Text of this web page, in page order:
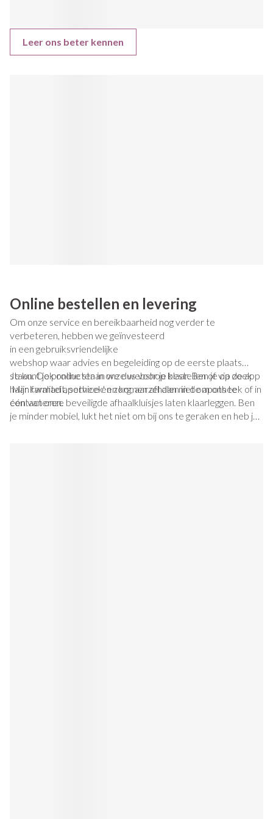
Leer ons beter kennen
Online bestellen en levering
Om onze service en bereikbaarheid nog verder te
verbeteren, hebben we geïnvesteerd
in een gebruiksvriendelijke
webshop waar advies en begeleiding op de eerste plaats
staan. Ook online staan we dus voor je klaar. Ben je op zoek
naar kwaliteit, service en zorg, aarzel dan niet om ons te
contacteren.
Je kunt je producten in onze webshop bestellen of via de app
'Mijn farmad apotheek' en komen afhalen in de apotheek of in
één van onze beveiligde afhaalkluisjes laten klaarleggen. Ben
je minder mobiel, lukt het niet om bij ons te geraken en heb je